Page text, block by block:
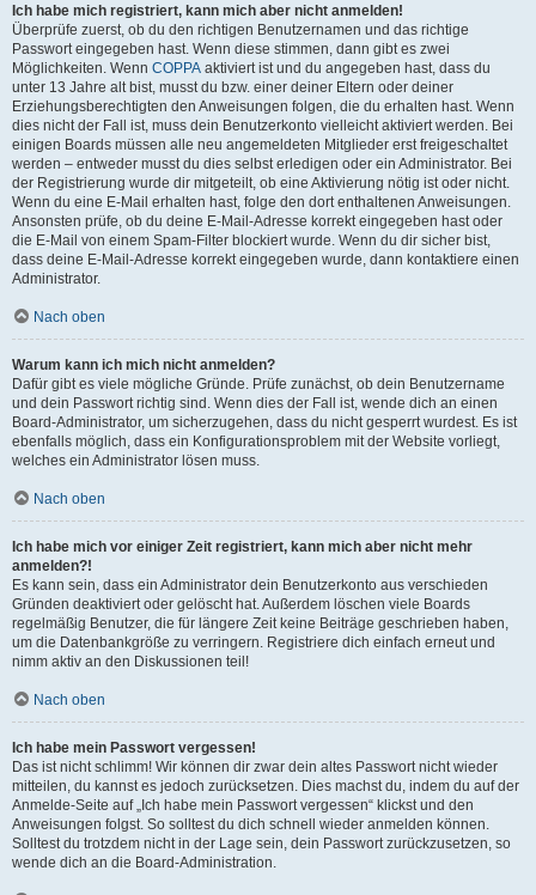
Ich habe mich registriert, kann mich aber nicht anmelden!
Überprüfe zuerst, ob du den richtigen Benutzernamen und das richtige
Passwort eingegeben hast. Wenn diese stimmen, dann gibt es zwei
Möglichkeiten. Wenn COPPA aktiviert ist und du angegeben hast, dass du
unter 13 Jahre alt bist, musst du bzw. einer deiner Eltern oder deiner
Erziehungsberechtigten den Anweisungen folgen, die du erhalten hast. Wenn
dies nicht der Fall ist, muss dein Benutzerkonto vielleicht aktiviert werden. Bei
einigen Boards müssen alle neu angemeldeten Mitglieder erst freigeschaltet
werden – entweder musst du dies selbst erledigen oder ein Administrator. Bei
der Registrierung wurde dir mitgeteilt, ob eine Aktivierung nötig ist oder nicht.
Wenn du eine E-Mail erhalten hast, folge den dort enthaltenen Anweisungen.
Ansonsten prüfe, ob du deine E-Mail-Adresse korrekt eingegeben hast oder
die E-Mail von einem Spam-Filter blockiert wurde. Wenn du dir sicher bist,
dass deine E-Mail-Adresse korrekt eingegeben wurde, dann kontaktiere einen
Administrator.
Nach oben
Warum kann ich mich nicht anmelden?
Dafür gibt es viele mögliche Gründe. Prüfe zunächst, ob dein Benutzername
und dein Passwort richtig sind. Wenn dies der Fall ist, wende dich an einen
Board-Administrator, um sicherzugehen, dass du nicht gesperrt wurdest. Es ist
ebenfalls möglich, dass ein Konfigurationsproblem mit der Website vorliegt,
welches ein Administrator lösen muss.
Nach oben
Ich habe mich vor einiger Zeit registriert, kann mich aber nicht mehr
anmelden?!
Es kann sein, dass ein Administrator dein Benutzerkonto aus verschieden
Gründen deaktiviert oder gelöscht hat. Außerdem löschen viele Boards
regelmäßig Benutzer, die für längere Zeit keine Beiträge geschrieben haben,
um die Datenbankgröße zu verringern. Registriere dich einfach erneut und
nimm aktiv an den Diskussionen teil!
Nach oben
Ich habe mein Passwort vergessen!
Das ist nicht schlimm! Wir können dir zwar dein altes Passwort nicht wieder
mitteilen, du kannst es jedoch zurücksetzen. Dies machst du, indem du auf der
Anmelde-Seite auf „Ich habe mein Passwort vergessen“ klickst und den
Anweisungen folgst. So solltest du dich schnell wieder anmelden können.
Solltest du trotzdem nicht in der Lage sein, dein Passwort zurückzusetzen, so
wende dich an die Board-Administration.